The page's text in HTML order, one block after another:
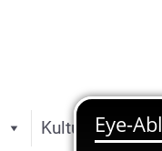
Kultur & Freizeit